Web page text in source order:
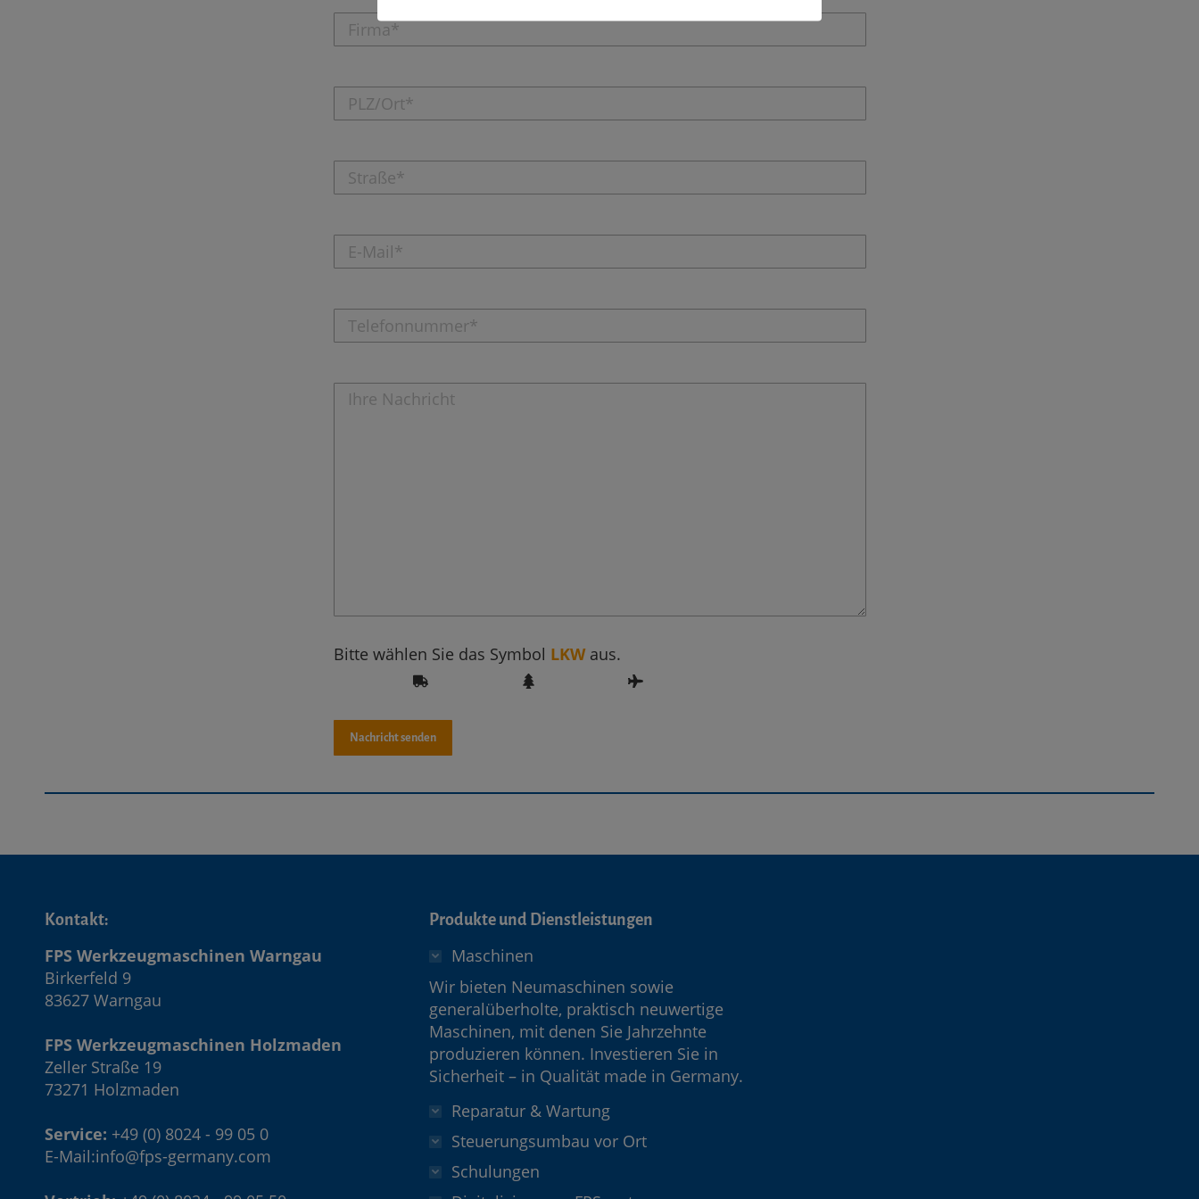
Bitte wählen Sie das Symbol LKWaus.
Kontakt:
FPS Werkzeugmaschinen Warngau
Birkerfeld 9
83627 Warngau
FPS Werkzeugmaschinen Holzmaden
Zeller Straße 19
73271 Holzmaden
Service: +49 (0) 8024 - 99 05 0
E-Mail:info@fps-germany.com
Produkte und Dienstleistungen
Maschinen
Wir bieten Neumaschinen sowie
generalüberholte, praktisch neuwertige
Maschinen, mit denen Sie Jahrzehnte
produzieren können. Investieren Sie in
Sicherheit – in Qualität made in Germany.
Reparatur & Wartung
Steuerungsumbau vor Ort
Schulungen